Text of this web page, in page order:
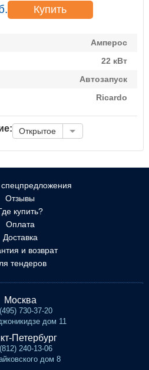
Купить
Амперос
22 кВт
Автозапуск
Ricardo
Открытое
Отзывы
купить?
Оплата
Доставка
и возврат
тендеров
Москва
730-37-20
дом 11
Петербург
240-13-06
дом 8